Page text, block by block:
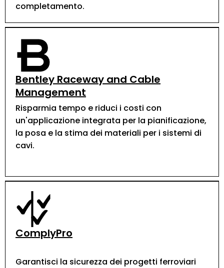
completamento.
Bentley Raceway and Cable
Management
Risparmia tempo e riduci i costi con
un'applicazione integrata per la pianificazione,
la posa e la stima dei materiali per i sistemi di
cavi.
ComplyPro
Garantisci la sicurezza dei progetti ferroviari